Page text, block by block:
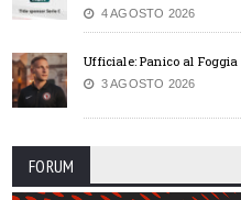
4 AGOSTO 2026
Ufficiale: Panico al Foggia
3 AGOSTO 2026
FORUM